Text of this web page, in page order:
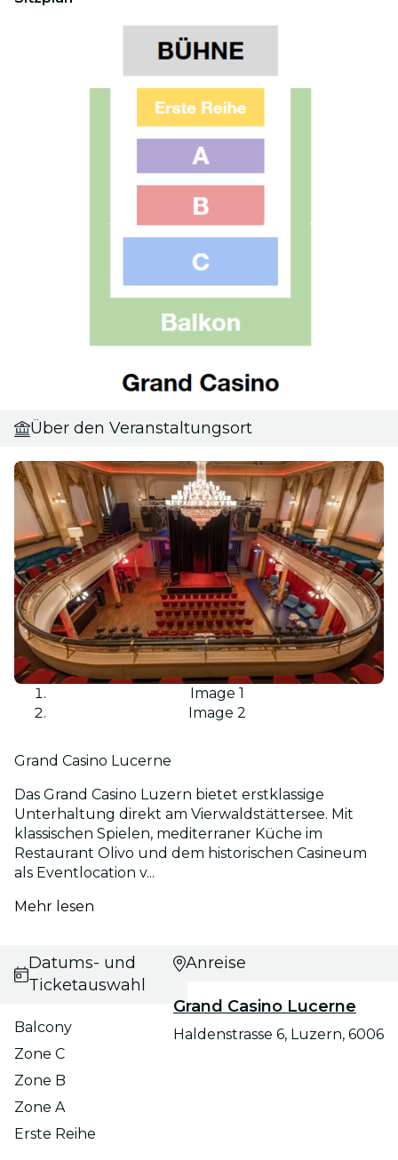
Über den Veranstaltungsort
Image 1
Image 2
Grand Casino Lucerne
Das Grand Casino Luzern bietet erstklassige
Unterhaltung direkt am Vierwaldstättersee. Mit
klassischen Spielen, mediterraner Küche im
Restaurant Olivo und dem historischen Casineum
als Eventlocation v...
Mehr lesen
Datums- und
Ticketauswahl
Balcony
Zone C
Zone B
Zone A
Erste Reihe
Anreise
Grand Casino Lucerne
Haldenstrasse 6, Luzern, 6006